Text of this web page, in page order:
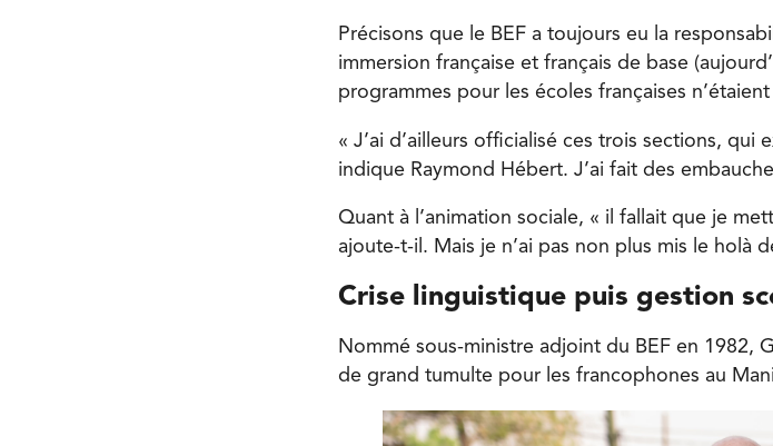
Précisons que le BEF a toujours eu la
immersion française et français de base
programmes pour les écoles françaises
« J’ai d’ailleurs officialisé ces trois sections,
indique Raymond Hébert. J’ai fait des
Quant à l’animation sociale, « il fallait que je
ajoute-t-il. Mais je n’ai pas non plus mis le holà
Crise linguistique puis gestion
Nommé sous-ministre adjoint du BEF en 1982,
de grand tumulte pour les francophones au